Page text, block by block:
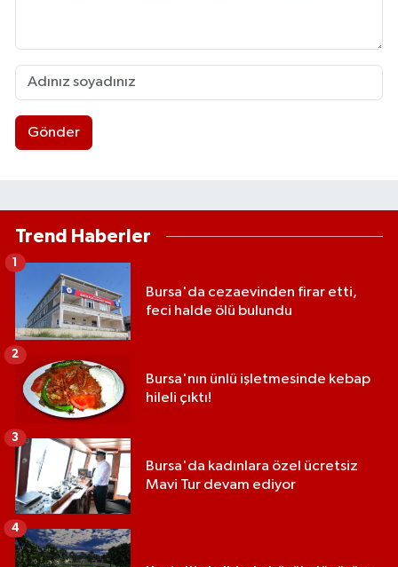
Gönder
Trend Haberler
Bursa'da cezaevinden firar etti,
feci halde ölü bulundu
1
Bursa'nın ünlü işletmesinde kebap
hileli çıktı!
2
Bursa'da kadınlara özel ücretsiz
Mavi Tur devam ediyor
3
4